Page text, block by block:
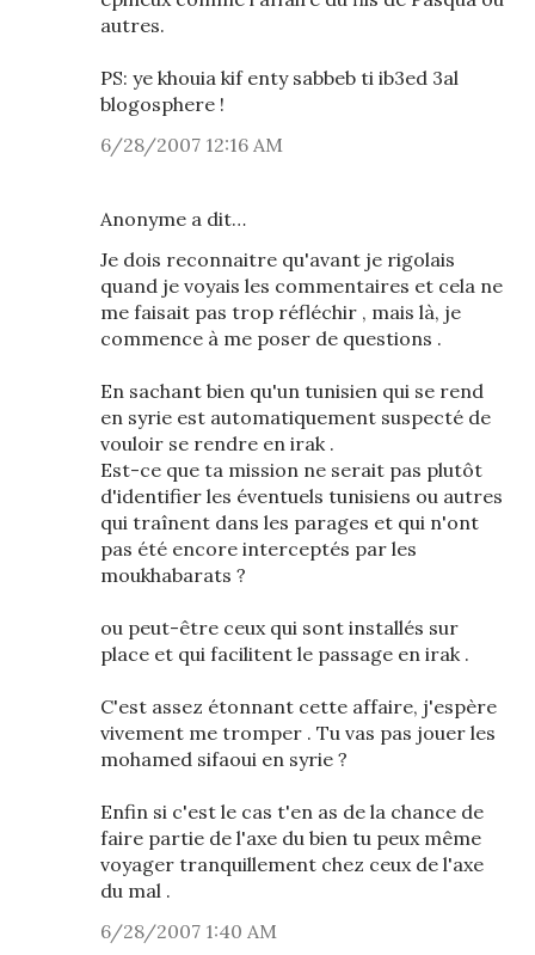
autres.
PS: ye khouia kif enty sabbeb ti ib3ed 3al
blogosphere !
6/28/2007 12:16 AM
Anonyme a dit…
Je dois reconnaitre qu'avant je rigolais
quand je voyais les commentaires et cela ne
me faisait pas trop réfléchir , mais là, je
commence à me poser de questions .
En sachant bien qu'un tunisien qui se rend
en syrie est automatiquement suspecté de
vouloir se rendre en irak .
Est-ce que ta mission ne serait pas plutôt
d'identifier les éventuels tunisiens ou autres
qui traînent dans les parages et qui n'ont
pas été encore interceptés par les
moukhabarats ?
ou peut-être ceux qui sont installés sur
place et qui facilitent le passage en irak .
C'est assez étonnant cette affaire, j'espère
vivement me tromper . Tu vas pas jouer les
mohamed sifaoui en syrie ?
Enfin si c'est le cas t'en as de la chance de
faire partie de l'axe du bien tu peux même
voyager tranquillement chez ceux de l'axe
du mal .
6/28/2007 1:40 AM